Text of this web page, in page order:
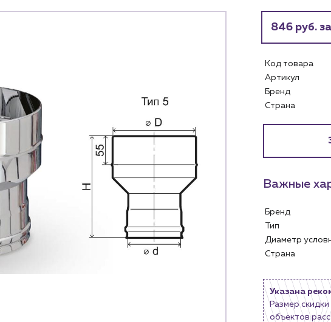
Каталог
Клиентам
Специализированным магазинам
Застройщикам
Снабженцам и подрядным организациям
Монтажным бригадам
Предприятиям и юр.лицам
О компании
Услуги
Водоснабжение и теплоснабжение
Сервис и обслуживание инженерных
Доставка
Портфолио
Новости
Контактные данные
846 руб.
Код товара
Артикул
Бренд
Страна
Важные
Бренд
Тип
Диаметр
Страна
Указана
Размер
объектов